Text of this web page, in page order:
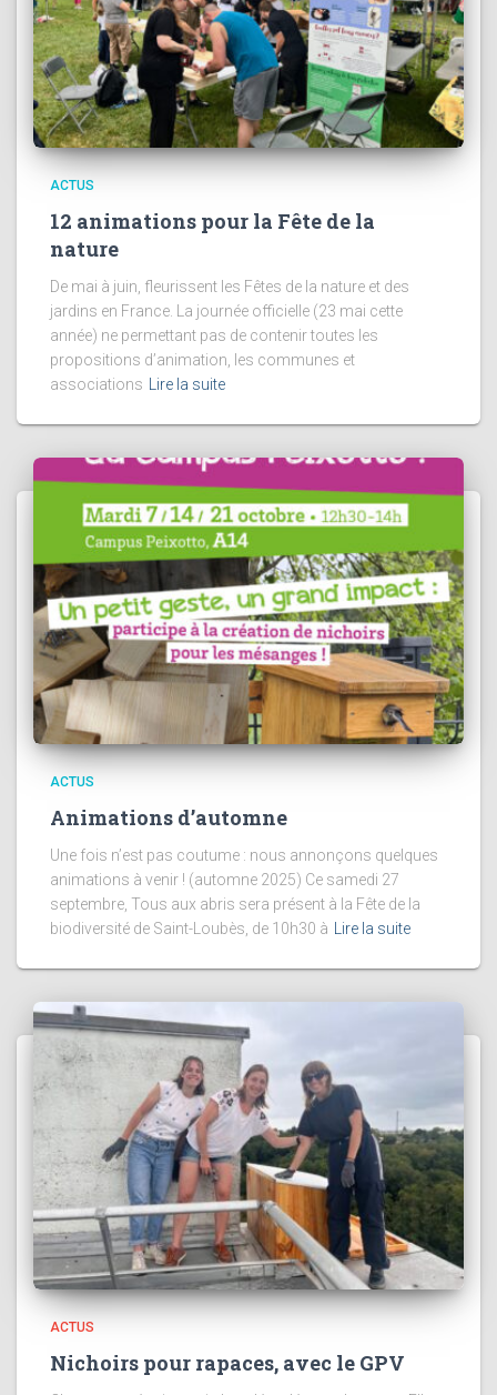
ACTUS
12 animations pour la Fête de la
nature
De mai à juin, fleurissent les Fêtes de la nature et des
jardins en France. La journée officielle (23 mai cette
année) ne permettant pas de contenir toutes les
propositions d’animation, les communes et
associations
Lire la suite
ACTUS
Animations d’automne
Une fois n’est pas coutume : nous annonçons quelques
animations à venir ! (automne 2025) Ce samedi 27
septembre, Tous aux abris sera présent à la Fête de la
biodiversité de Saint-Loubès, de 10h30 à Lire la suite
ACTUS
Nichoirs pour rapaces, avec le GPV